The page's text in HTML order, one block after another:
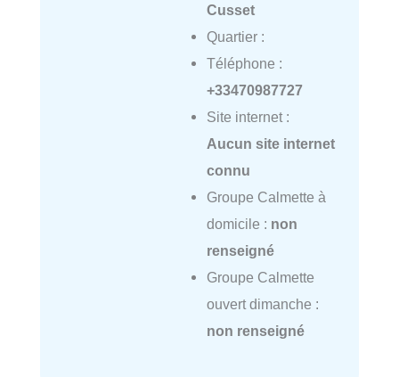
Cusset
Quartier :
Téléphone :
+33470987727
Site internet :
Aucun site internet
connu
Groupe Calmette à
domicile : non
renseigné
Groupe Calmette
ouvert dimanche :
non renseigné